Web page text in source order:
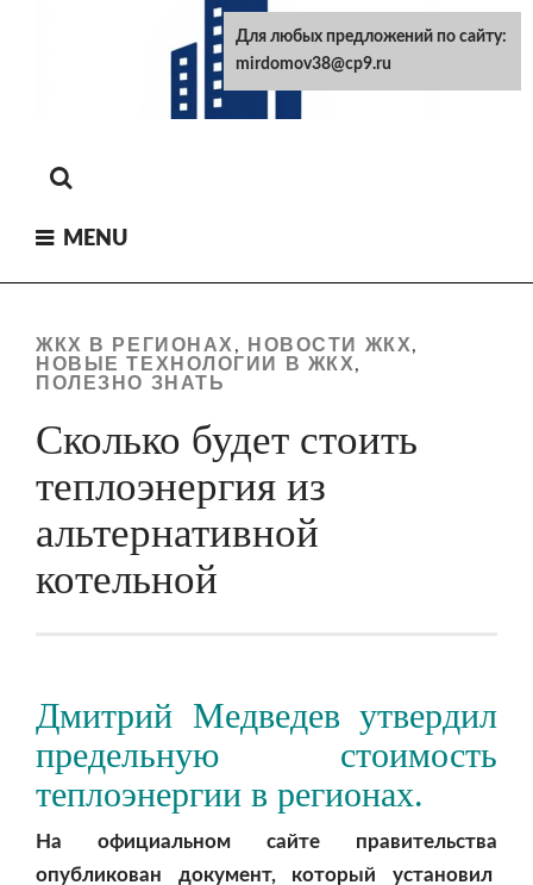
MENU
ЖКХ В РЕГИОНАХ , НОВОСТИ ЖКХ,
НОВЫЕ ТЕХНОЛОГИИ В ЖКХ,
ПОЛЕЗНО ЗНАТЬ
Сколько будет стоить
теплоэнергия из
альтернативной
котельной
Дмитрий Медведев утвердил
предельную стоимость
теплоэнергии в регионах.
На официальном сайте правительства
опубликован документ, который установил
Для любых предложений по сайту:
mirdomov38@cp9.ru